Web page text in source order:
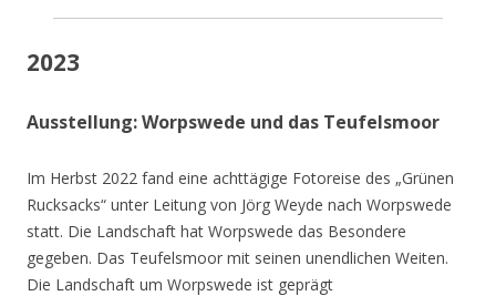
2023
Ausstellung: Worpswede und das Teufelsmoor
Im Herbst 2022 fand eine achttägige Fotoreise des „Grünen
Rucksacks“ unter Leitung von Jörg Weyde nach Worpswede
statt. Die Landschaft hat Worpswede das Besondere
gegeben. Das Teufelsmoor mit seinen unendlichen Weiten.
Die Landschaft um Worpswede ist geprägt